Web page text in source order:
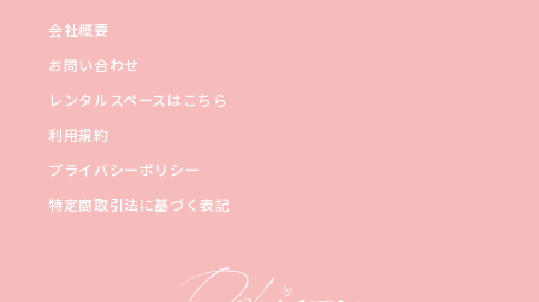
会社概要
お問い合わせ
レンタルスペースはこちら
利用規約
プライバシーポリシー
特定商取引法に基づく表記